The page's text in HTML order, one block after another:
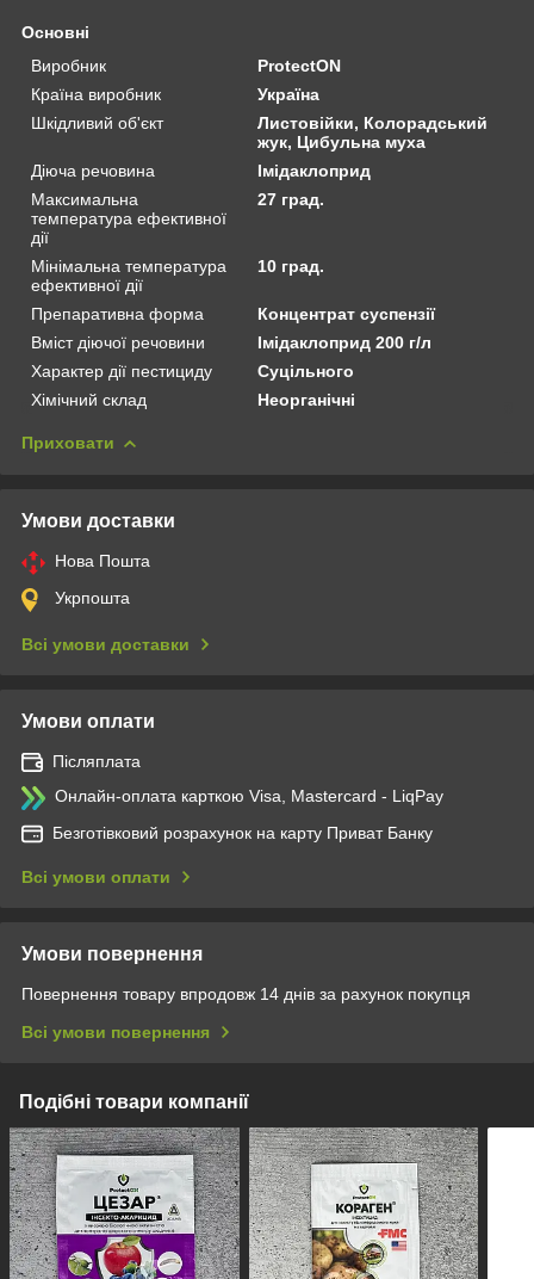
Основні
Виробник
ProtectON
Країна виробник
Україна
Шкідливий об'єкт
Листовійки, Колорадський
жук, Цибульна муха
Діюча речовина
Імідаклоприд
Максимальна
температура ефективної
дії
27 град.
Мінімальна температура
ефективної дії
10 град.
Препаративна форма
Концентрат суспензії
Вміст діючої речовини
Імідаклоприд 200 г/л
Характер дії пестициду
Суцільного
Хімічний склад
Неорганічні
Приховати
Умови доставки
Нова Пошта
Укрпошта
Всі умови доставки
Умови оплати
Післяплата
Онлайн-оплата карткою Visa, Mastercard - LiqPay
Безготівковий розрахунок на карту Приват Банку
Всі умови оплати
Умови повернення
Повернення товару впродовж 14 днів за рахунок покупця
Всі умови повернення
Подібні товари компанії